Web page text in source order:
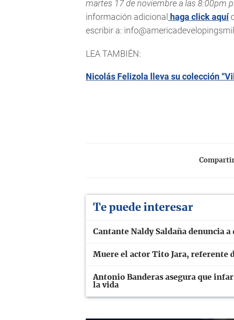
martes 17 de noviembre a las 8:00pm
información adicional haga click aquí
escribir a:
LEA TAMBIÉN:
Nicolás Felizola lleva su colección
Te puede interesar
Cantante Naldy Saldaña denuncia
Muere el actor Tito Jara, referente
Antonio Banderas asegura que
la vida